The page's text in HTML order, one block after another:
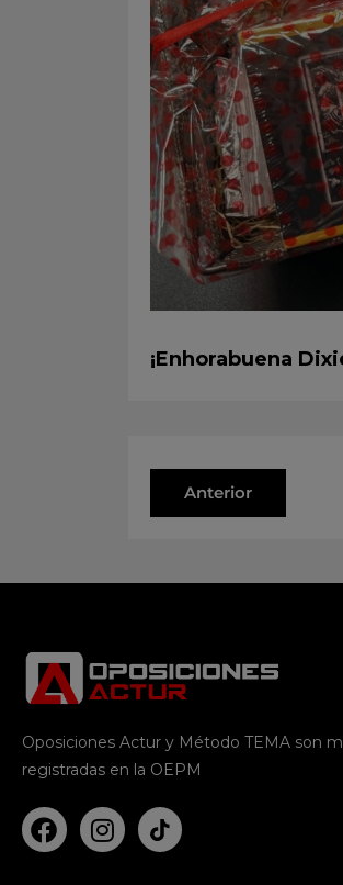
¡Enhorabuena
Anterior
Oposiciones Actur y Método TEMA son
registradas en la OEPM